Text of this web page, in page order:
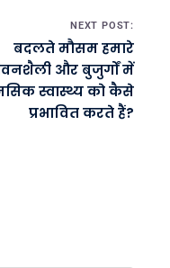
NEXT POST:
बदलते मौसम हमारे
और बुजुर्गों में
स्वास्थ्य को कैसे
प्रभावित करते हैं?